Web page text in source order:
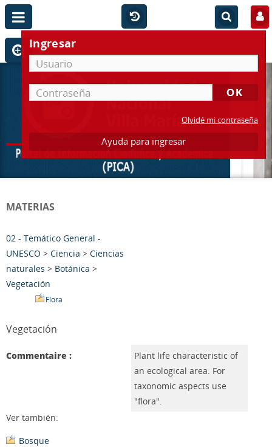
Ingresar
Olvidé mi contraseña
Ayuda para ingresar
MATERIAS
02 - Temático General -
UNESCO > Ciencia > Ciencias
naturales > Botánica >
Vegetación
Flora
Vegetación
Commentaire :
Plant life characteristic of
an ecological area. For
taxonomic aspects use
"flora".
Ver también:
Bosque